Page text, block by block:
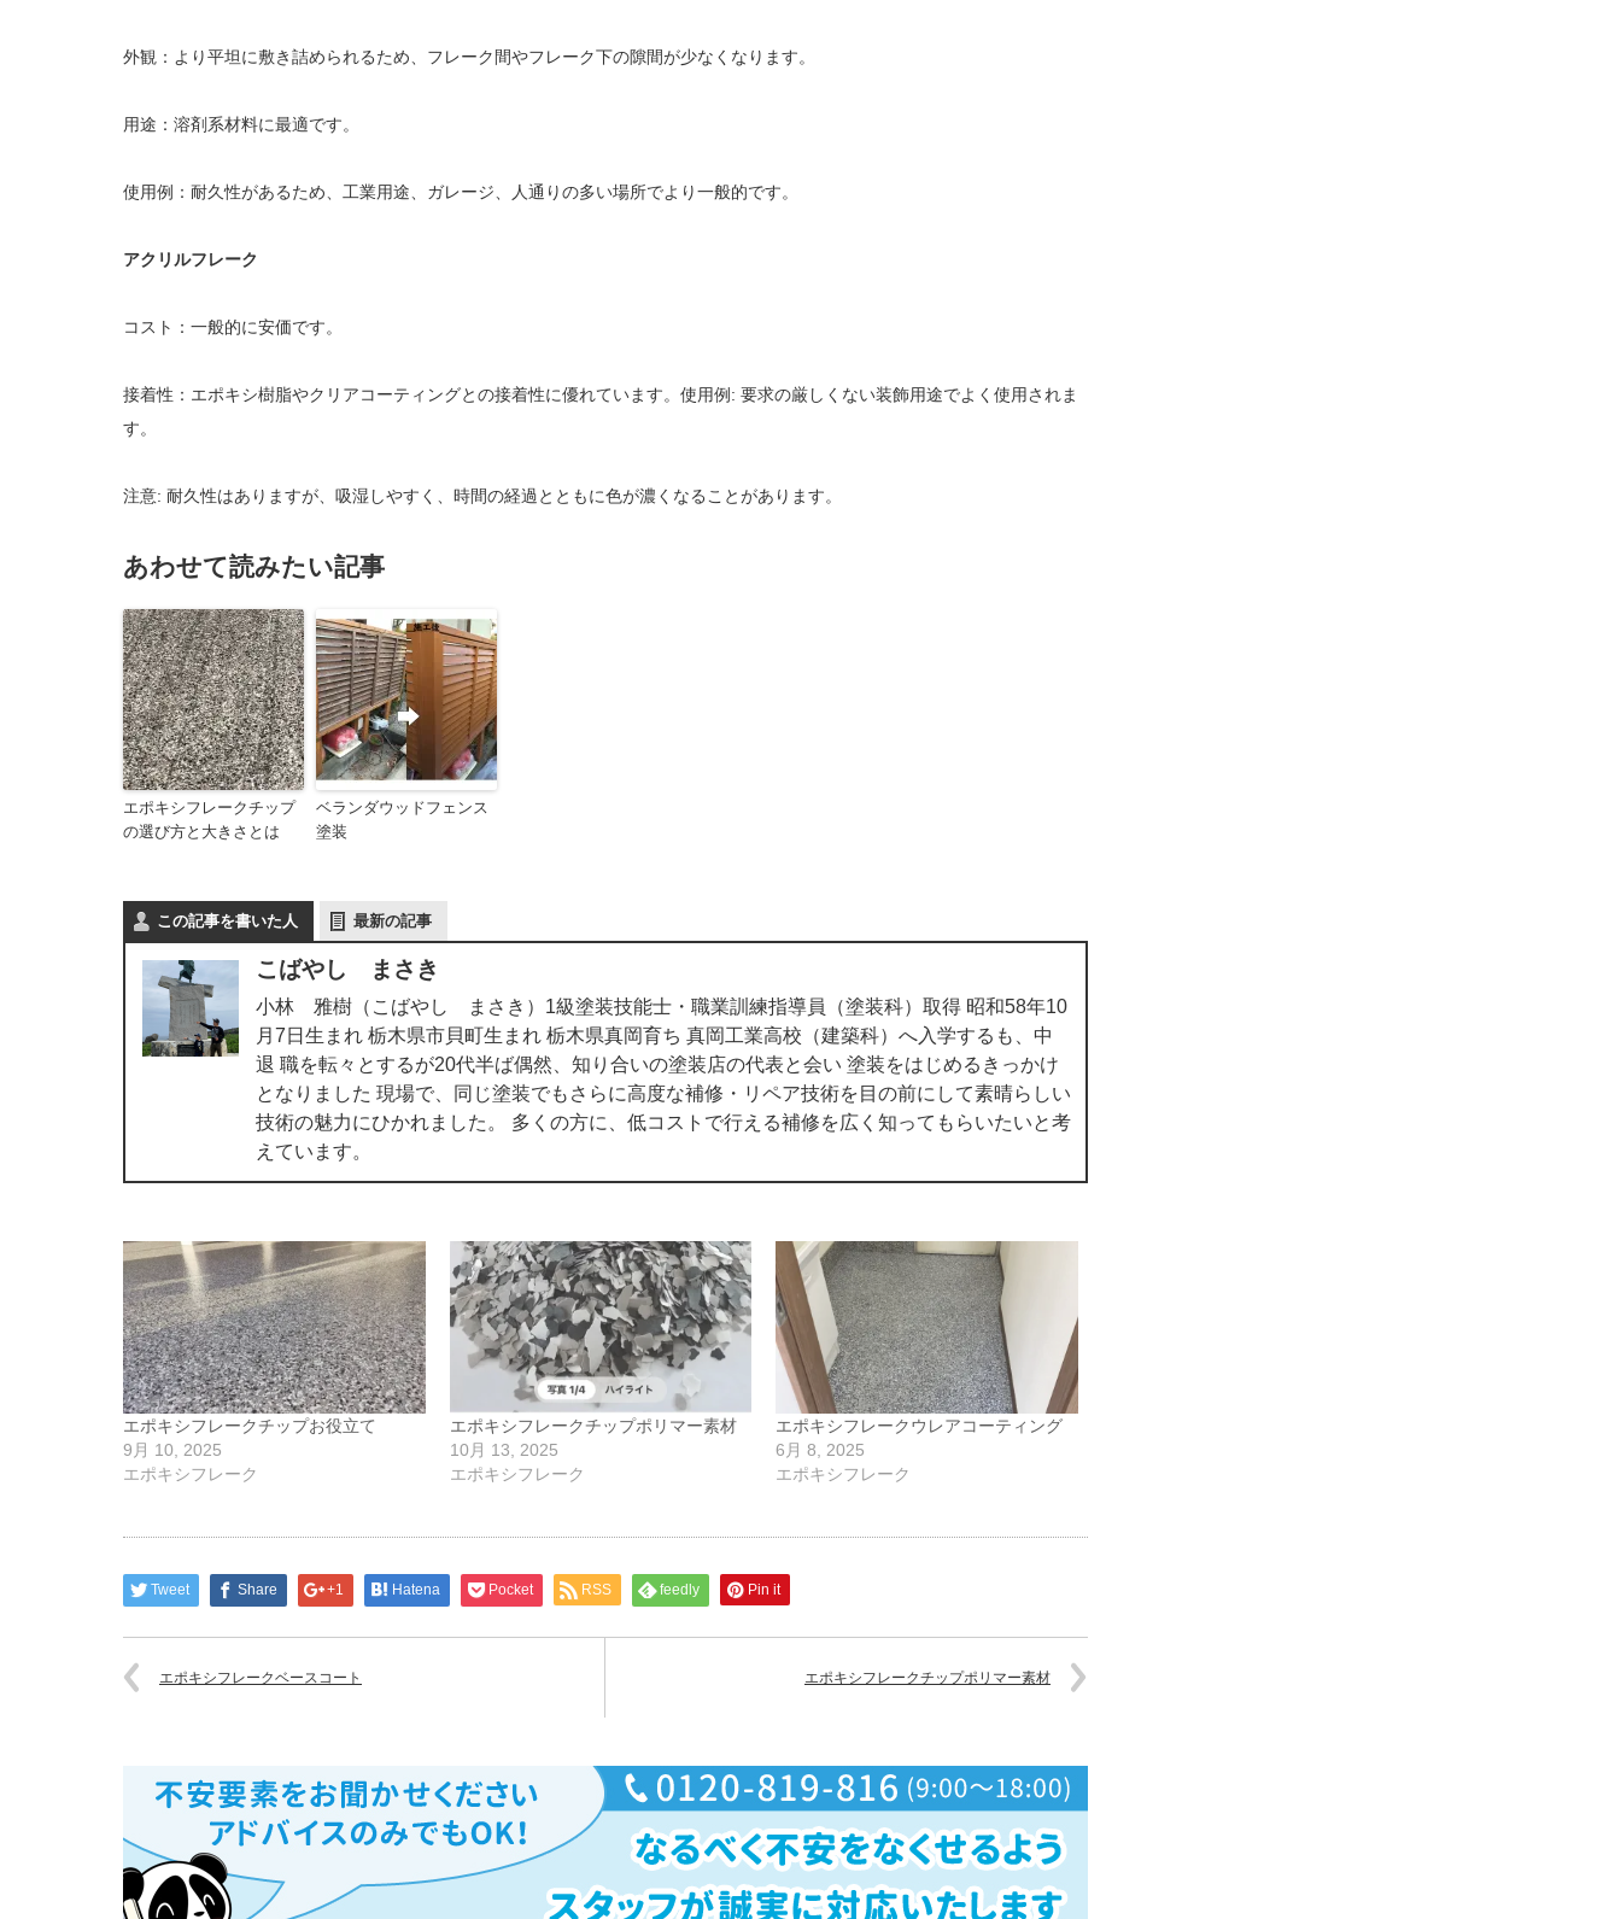
外観：より平坦に敷き詰められるため、フレーク間やフレーク下の隙間が少なくなります。
用途：溶剤系材料に最適です。
使用例：耐久性があるため、工業用途、ガレージ、人通りの多い場所でより一般的です。
アクリルフレーク
コスト：一般的に安価です。
接着性：エポキシ樹脂やクリアコーティングとの接着性に優れています。使用例: 要求の厳しくない装飾用途でよく使用されま
す。
注意: 耐久性はありますが、吸湿しやすく、時間の経過とともに色が濃くなることがあります。
あわせて読みたい記事
エポキシフレークチップ
の選び方と大きさとは
ベランダウッドフェンス
塗装
この記事を書いた人 最新の記事
こばやし まさき
小林 雅樹（こばやし まさき）1級塗装技能士・職業訓練指導員（塗装科）取得 昭和58年10
月7日生まれ 栃木県市貝町生まれ 栃木県真岡育ち 真岡工業高校（建築科）へ入学するも、中
退 職を転々とするが20代半ば偶然、知り合いの塗装店の代表と会い 塗装をはじめるきっかけ
となりました 現場で、同じ塗装でもさらに高度な補修・リペア技術を目の前にして素晴らしい
技術の魅力にひかれました。 多くの方に、低コストで行える補修を広く知ってもらいたいと考
えています。
エポキシフレークチップお役立て
9月 10, 2025
エポキシフレーク
エポキシフレークチップポリマー素材
10月 13, 2025
エポキシフレーク
エポキシフレークウレアコーティング
6月 8, 2025
エポキシフレーク
Tweet Share +1 Hatena Pocket RSS feedly Pin it
エポキシフレークベースコート エポキシフレークチップポリマー素材